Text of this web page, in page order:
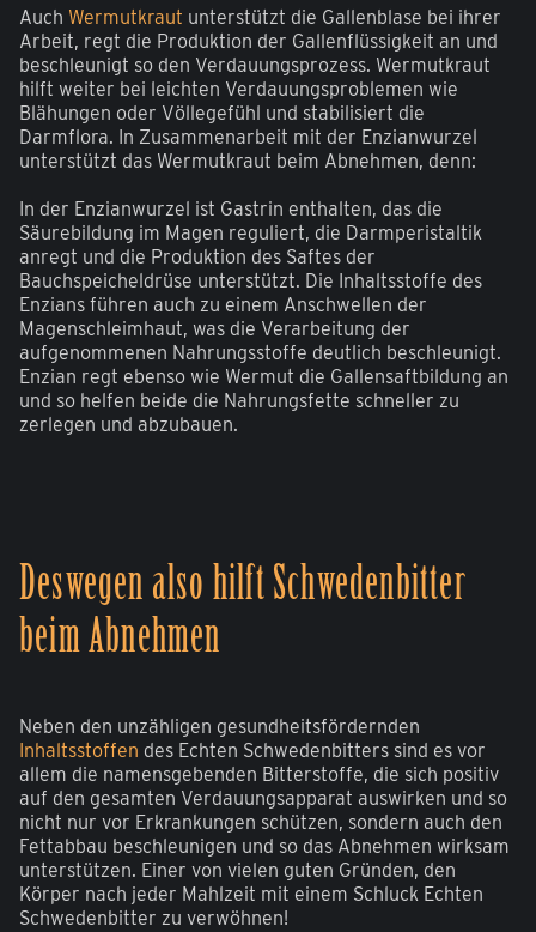
Auch Wermutkraut unterstützt die Gallenblase bei ihrer
Arbeit, regt die Produktion der Gallenflüssigkeit an und
beschleunigt so den Verdauungsprozess. Wermutkraut
hilft weiter bei leichten Verdauungsproblemen wie
Blähungen oder Völlegefühl und stabilisiert die
Darmflora. In Zusammenarbeit mit der Enzianwurzel
unterstützt das Wermutkraut beim Abnehmen, denn:
In der Enzianwurzel ist Gastrin enthalten, das die
Säurebildung im Magen reguliert, die Darmperistaltik
anregt und die Produktion des Saftes der
Bauchspeicheldrüse unterstützt. Die Inhaltsstoffe des
Enzians führen auch zu einem Anschwellen der
Magenschleimhaut, was die Verarbeitung der
aufgenommenen Nahrungsstoffe deutlich beschleunigt.
Enzian regt ebenso wie Wermut die Gallensaftbildung an
und so helfen beide die Nahrungsfette schneller zu
zerlegen und abzubauen.
Deswegen also hilft Schwedenbitter
beim Abnehmen
Neben den unzähligen gesundheitsfördernden
Inhaltsstoffen des Echten Schwedenbitters sind es vor
allem die namensgebenden Bitterstoffe, die sich positiv
auf den gesamten Verdauungsapparat auswirken und so
nicht nur vor Erkrankungen schützen, sondern auch den
Fettabbau beschleunigen und so das Abnehmen wirksam
unterstützen. Einer von vielen guten Gründen, den
Körper nach jeder Mahlzeit mit einem Schluck Echten
Schwedenbitter zu verwöhnen!